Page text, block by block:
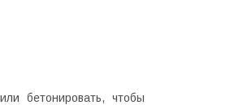
бетонировать, чтобы